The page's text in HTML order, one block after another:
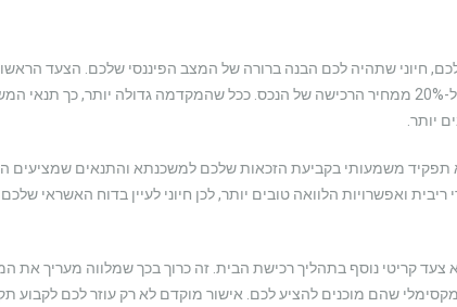
חיוני שתהיה לכם הבנה ברורה של המצב הפיננסי שלכם. הצעד
מקדמה, שבדרך כלל נעה בין 10% ל-20% ממחיר הרכישה של הנכס. ככל שהמקדמה גדולה יותר, כך
יותר.
תפקיד משמעותי בקביעת הזכאות שלכם למשכנתא והתנאים שמציעים
ריבית ואפשרויות הלוואה טובים יותר, לכן חיוני לעיין בדוח האשראי
קריטי נוסף בתהליך רכישת הבית. זה כרוך בכך שמלווה מעריך את
שהם מוכנים להציע לכם. אישור מוקדם לא רק עוזר לכם לקבוע